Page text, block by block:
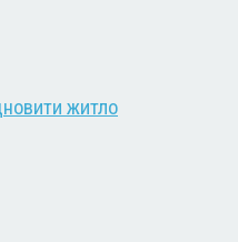
житло